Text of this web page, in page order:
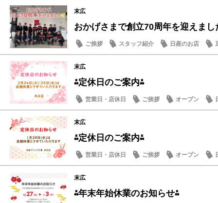
末広
おかげさまで創立70周年を迎えまし
ご挨拶 スタッフ紹介 日産のお店
末広
⁂定休日のご案内⁂
営業日・店休日 ご挨拶 オープン
末広
⁂定休日のご案内⁂
営業日・店休日 ご挨拶 オープン
末広
⁂年末年始休業のお知らせ⁂